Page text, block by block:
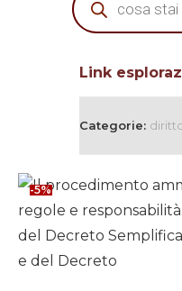
Link
Categorie:
-5%